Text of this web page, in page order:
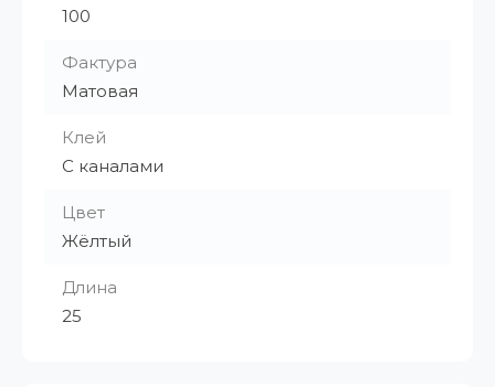
100
Фактура
Матовая
Клей
С каналами
Цвет
Жёлтый
Длина
25